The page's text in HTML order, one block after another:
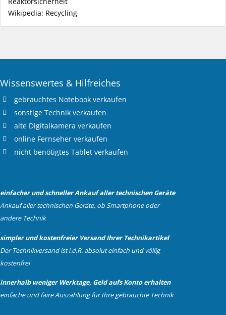
Wikipedia: Recycling
Wissenswertes & Hilfreiches
gebrauchtes Notebook verkaufen
sonstige Technik verkaufen
alte Digitalkamera verkaufen
online Fernseher verkaufen
nicht benötigtes Tablet verkaufen
einfacher und schneller Ankauf aller technischen Geräte
Ankauf aller technischen Geräte, ob Smartphone oder
andere Technik
simpler und kostenfreier Versand Ihrer Technikartikel
Der Technikversand ist i.d.R. absolut einfach und völlig
kostenfrei
innerhalb weniger Werktage, Geld aufs Konto erhalten
einfache und faire Auszahlung für Ihre gebrauchte Technik